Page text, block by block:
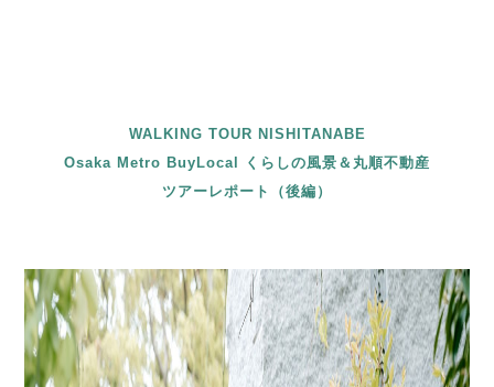
WALKING TOUR NISHITANABE
Osaka Metro BuyLocal くらしの風景＆丸順不動産
ツアーレポート（後編）